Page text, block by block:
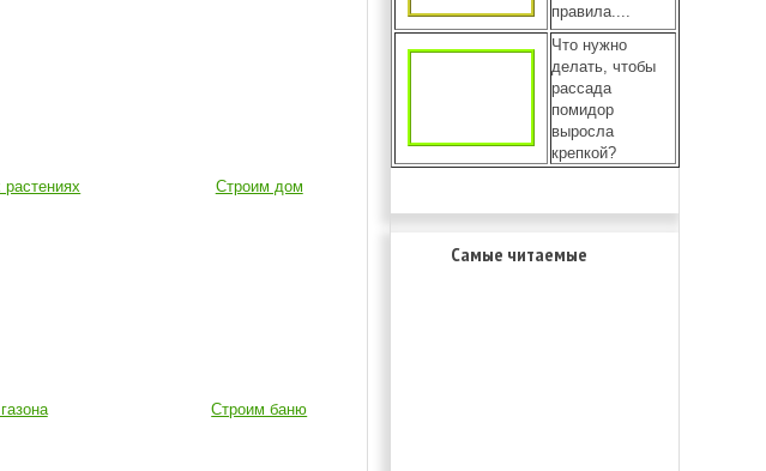
Строим дом
Строим баню
правила....
Что нужно
делать, чтобы
рассада
помидор
выросла
крепкой?
Самые читаемые